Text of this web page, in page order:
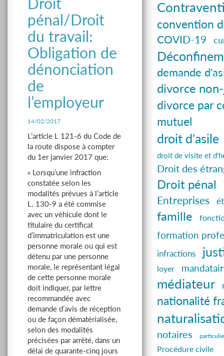
pénal/Droit
du travail:
Obligation de
dénonciation
de
l’employeur
14/02/2017
L’article L 121-6 du Code de
la route dispose à compter
du 1er janvier 2017 que:
« Lorsqu’une infraction
constatée selon les
modalités prévues à l’article
L. 130-9 a été commise
avec un véhicule dont le
titulaire du certificat
d’immatriculation est une
personne morale ou qui est
détenu par une personne
morale, le représentant légal
de cette personne morale
doit indiquer, par lettre
recommandée avec
demande d’avis de réception
ou de façon dématérialisée,
selon des modalités
précisées par arrêté, dans un
délai de quarante-cinq jours
convention
COVID-19
demande
divorce
divorce par
mutuel
droit d'asile
droit de visite et
Droit des
Droit pénal
Entreprises
famille
formation
infractions
loyer
médiateur
nationalité
notaires
Procédure civile